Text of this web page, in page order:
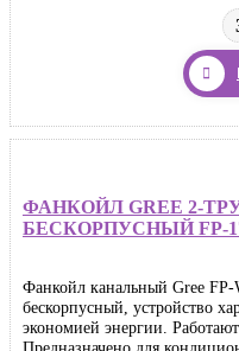
ФАНКОЙЛ GREE 2-
БЕСКОРПУСНЫЙ FP-
Фанкойл канальный Gree
бескорпусный, устройство
экономией энергии.